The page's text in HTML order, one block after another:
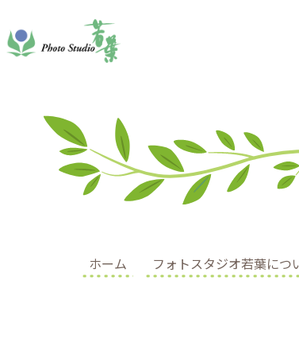
ホーム フォトスタジオ若葉につ